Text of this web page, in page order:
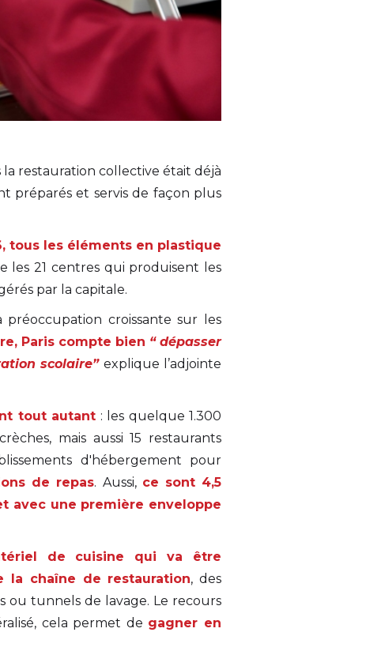
restauration collective était déjà
préparés et servis de façon plus
tous les éléments en plastique
les 21 centres qui produisent les
par la capitale.
croissante sur les
Paris compte bien “ dépasser
scolaire” explique l’adjointe
tout autant : les quelque 1.300
mais aussi 15 restaurants
d'hébergement pour
de repas. Aussi, ce sont 4,5
avec une première enveloppe
de cuisine qui va être
la chaîne de restauration, des
ou tunnels de lavage. Le recours
cela permet de gagner en